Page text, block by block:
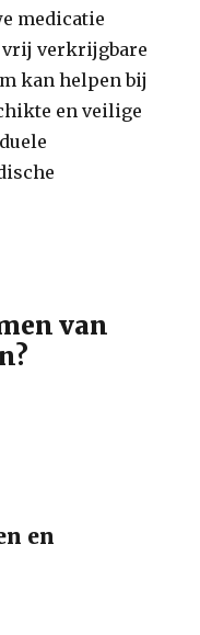
medicatie
vrij verkrijgbare
kan helpen bij
en veilige
van
en